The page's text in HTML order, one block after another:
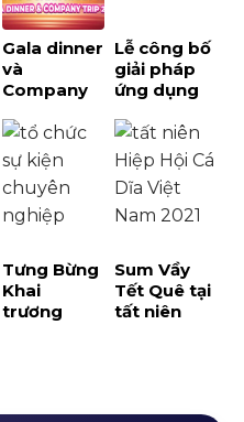
Gala dinner
và
Company
Hiệp Hội Nữ
Doanh
Nhân Việt
Nam tại
Phú Quốc
Lễ công bố
giải pháp
ứng dụng
thông
minh, khu
công
nghiệp
thông minh
Bình Dương
Tưng Bừng
Khai
trương
Tourist
Sum Vầy
Tết Quê tại
tất niên